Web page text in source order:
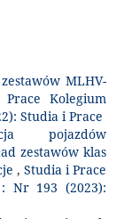
MLHV-
Kolegium
Studia i Prace
pojazdów
zestawów klas
, Studia i Prace
Nr 193 (2023):